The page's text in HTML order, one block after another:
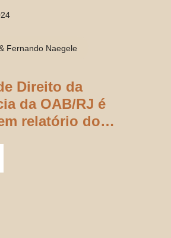
Fernando Naegele
Direito da
da OAB/RJ é
relatório do
plataformas digitais